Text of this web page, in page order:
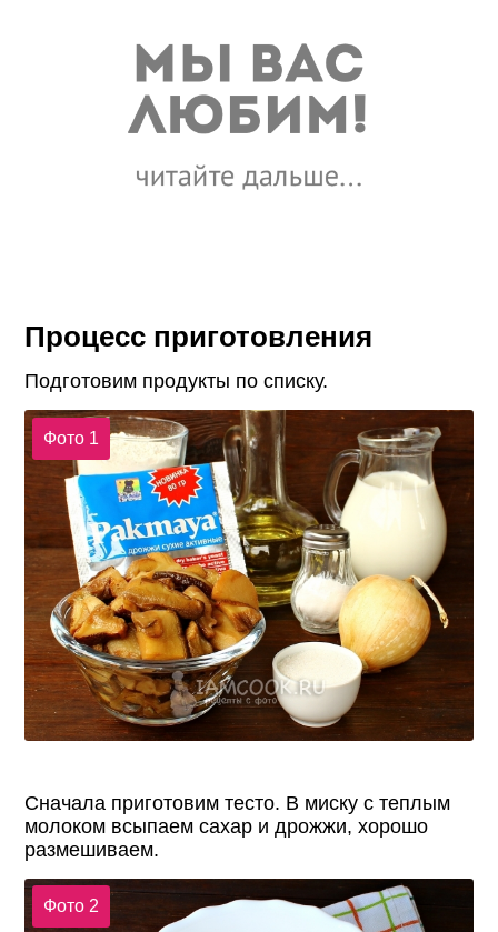
Процесс приготовления
Подготовим продукты по списку.
Фото 1
Сначала приготовим тесто. В миску с теплым
молоком всыпаем сахар и дрожжи, хорошо
размешиваем.
Фото 2